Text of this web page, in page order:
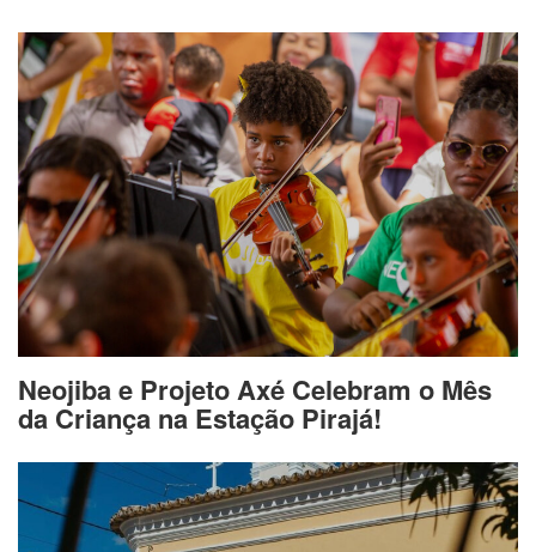
Neojiba e Projeto Axé Celebram o Mês
da Criança na Estação Pirajá!